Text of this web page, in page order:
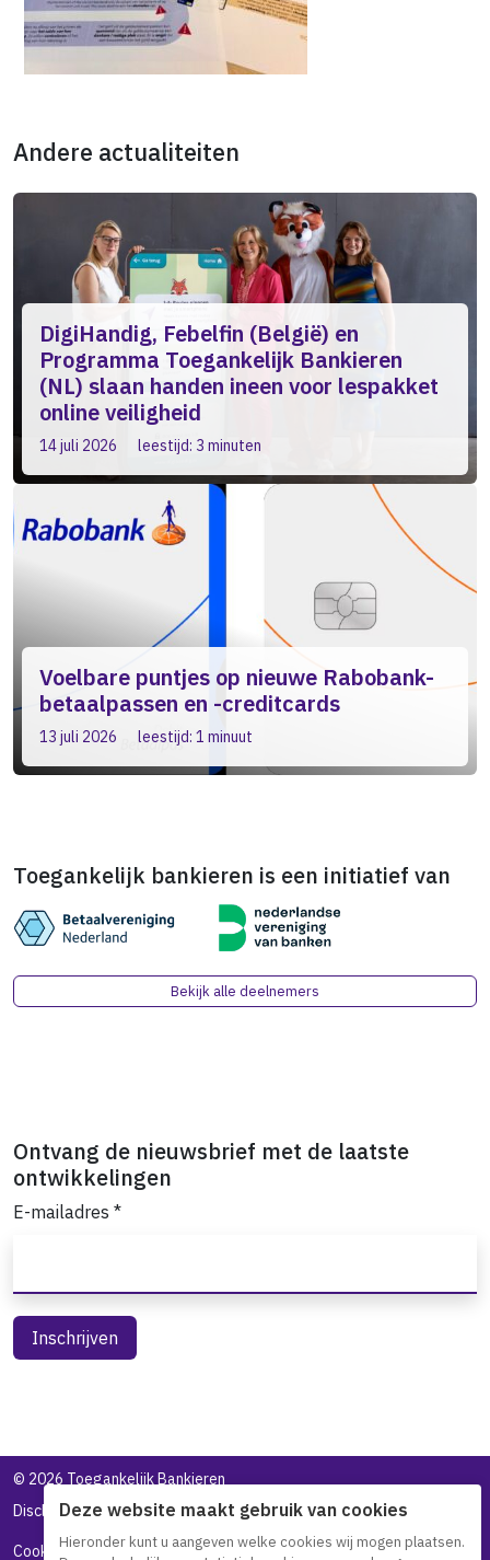
Andere actualiteiten
DigiHandig, Febelfin (België) en
Programma Toegankelijk Bankieren
(NL) slaan handen ineen voor lespakket
online veiligheid
14 juli 2026 leestijd: 3 minuten
Voelbare puntjes op nieuwe Rabobank-
betaalpassen en -creditcards
13 juli 2026 leestijd: 1 minuut
Toegankelijk bankieren is een initiatief van
Bekijk alle deelnemers
Ontvang de nieuwsbrief met de laatste
ontwikkelingen
E-mailadres *
© 2026 Toegankelijk Bankieren
Disclaimer
Privacy statement Toegankelijkheidsverklaring
Cookieverklaring
Deze website maakt gebruik van cookies
Hieronder kunt u aangeven welke cookies wij mogen plaatsen.